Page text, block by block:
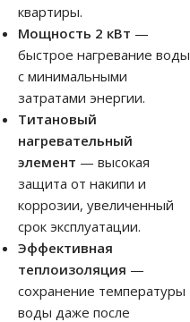
квартиры.
Мощность 2 кВт —
быстрое нагревание воды
с минимальными
затратами энергии.
Титановый
нагревательный
элемент — высокая
защита от накипи и
коррозии, увеличенный
срок эксплуатации.
Эффективная
теплоизоляция —
сохранение температуры
воды даже после